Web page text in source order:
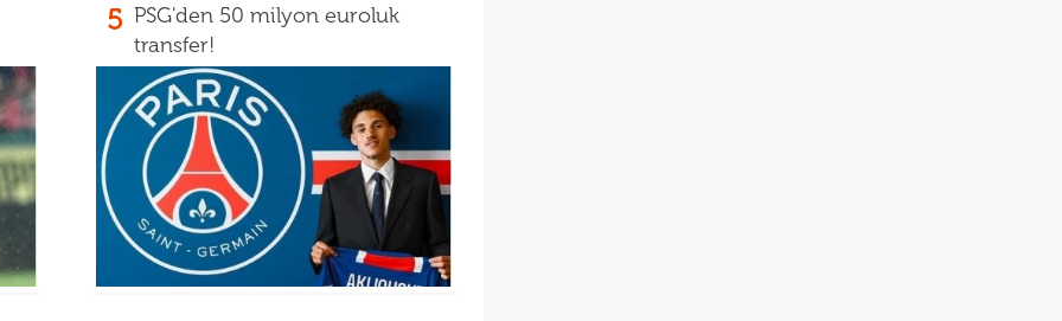
5 PSG'den 50 milyon euroluk
transfer!